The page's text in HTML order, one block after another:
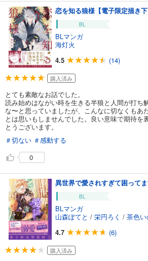
恋を知る狼様【電子限定描き下
BL
BLマンガ
海灯火
4.5
(14)
購入済み
とても素敵なお話でした。
読み始めはながい時を生きる半狼と人間が打ち
な〜と思っていましたが、こんなに切なくもあ
とは思いもしませんでした。良い意味で期待を
とうございます。
＃切ない ＃感動する
0
BL
BLマンガ
山森ぽてと / 栄円ろく / 茶色
4.7
(6)
購入済み